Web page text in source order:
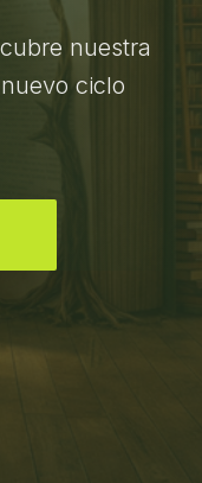
nuestra
ciclo